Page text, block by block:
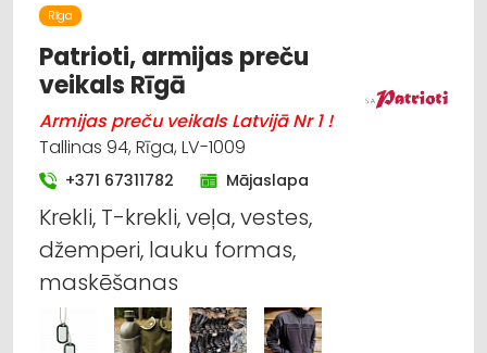
Rīga
Patrioti, armijas preču
veikals Rīgā
Armijas preču veikals Latvijā Nr 1 !
Tallinas 94, Rīga, LV-1009
+371 67311782 Mājaslapa
Krekli, T-krekli, veļa, vestes,
džemperi, lauku formas,
maskēšanas